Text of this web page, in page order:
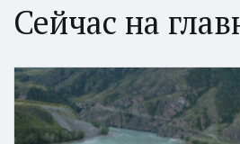
Сейчас на